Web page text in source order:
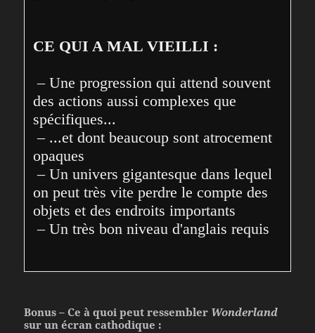
CE QUI A MAL VIEILLI :
– Une progression qui attend souvent
des actions aussi complexes que
spécifiques...
– ...et dont beaucoup sont atrocement
opaques
– Un univers gigantesque dans lequel
on peut très vite perdre le compte des
objets et des endroits importants
– Un très bon niveau d'anglais requis
Bonus – Ce à quoi peut ressembler Wonderland
sur un écran cathodique :